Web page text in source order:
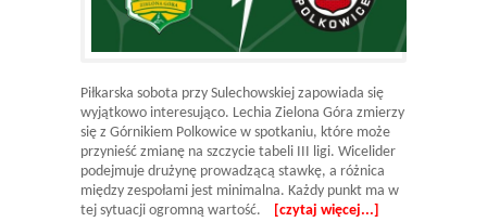
Piłkarska sobota przy Sulechowskiej zapowiada się
wyjątkowo interesująco. Lechia Zielona Góra zmierzy
się z Górnikiem Polkowice w spotkaniu, które może
przynieść zmianę na szczycie tabeli III ligi. Wicelider
podejmuje drużynę prowadzącą stawkę, a różnica
między zespołami jest minimalna. Każdy punkt ma w
tej sytuacji ogromną wartość.
[czytaj więcej...]